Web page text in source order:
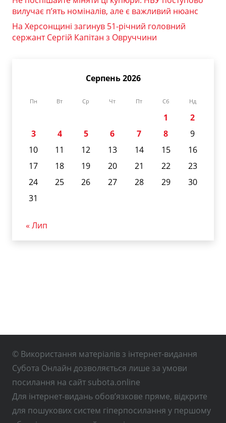
вилучає п’ять номіналів, але є важливий нюанс
На Херсонщині загинув 51-річний головний
сержант Сергій Капітан з Овруччини
Серпень 2026
Пн Вт Ср Чт Пт Сб Нд
1
2
3
4 5 6 7 8
9
10
11 12 13 14 15
16
17
18 19 20 21 22
23
24
25 26 27 28 29
30
31
« Лип
© Використання матеріалів з інтернет-видання
Субота Онлайн дозволяється лише за умови
посилання на сайт subota.online
Для інтернет-видань обов’язкове пряме, відкрите
для пошукових систем гіперпосилання у першому